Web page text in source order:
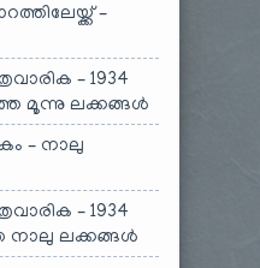
–
– 1934
മൂന്നു ലക്കങ്ങൾ
– നാലു
– 1934
ലക്കങ്ങൾ